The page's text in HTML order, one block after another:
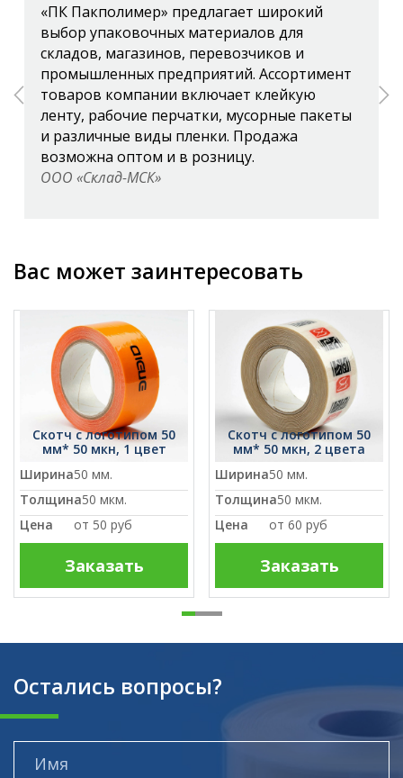
«ПК Пакполимер» предлагает широкий
выбор упаковочных материалов для
складов, магазинов, перевозчиков и
промышленных предприятий. Ассортимент
товаров компании включает клейкую
ленту, рабочие перчатки, мусорные пакеты
и различные виды пленки. Продажа
возможна оптом и в розницу.
ООО «Склад-МСК»
Вас может заинтересовать
Скотч с логотипом 50
мм* 50 мкн, 1 цвет
Ширина50 мм.
Толщина50 мкм.
Цена
от 50 руб
Заказать
Скотч с логотипом 50
мм* 50 мкн, 2 цвета
Ширина50 мм.
Толщина50 мкм.
Цена
от 60 руб
Заказать
Остались вопросы?